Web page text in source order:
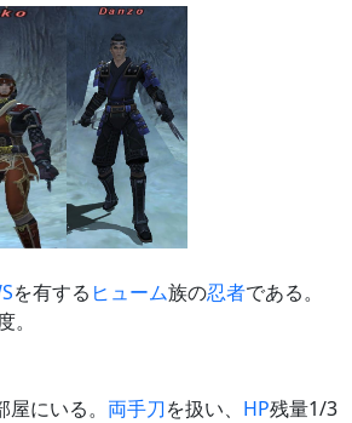
を有する ヒューム族の忍者である。
にいる。 両手刀を扱い、 HP残量1/3